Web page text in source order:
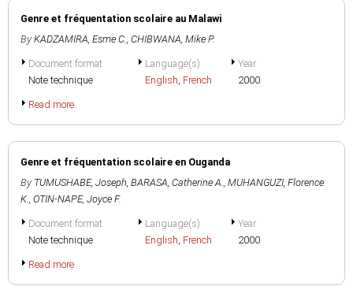
Genre et fréquentation scolaire au Malawi
By KADZAMIRA, Esme C., CHIBWANA, Mike P.
Document format
Note technique
Language(s)
English, French
Year
2000
Read more
Genre et fréquentation scolaire en Ouganda
By TUMUSHABE, Joseph, BARASA, Catherine A., MUHANGUZI, Florence
K., OTIN-NAPE, Joyce F.
Document format
Note technique
Language(s)
English, French
Year
2000
Read more